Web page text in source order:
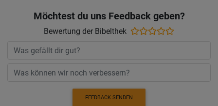
Möchtest du uns Feedback geben?
Bewertung der Bibelthek
FEEDBACK SENDEN